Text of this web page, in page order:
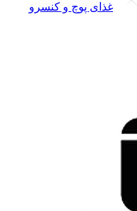
غذای پوچ و کنسرو